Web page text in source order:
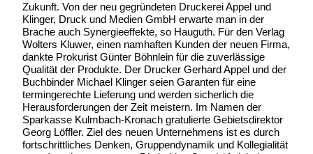
Zukunft. Von der neu gegründeten Druckerei Appel und
Klinger, Druck und Medien GmbH erwarte man in der
Brache auch Synergieeffekte, so Hauguth. Für den Verlag
Wolters Kluwer, einen namhaften Kunden der neuen Firma,
dankte Prokurist Günter Böhnlein für die zuverlässige
Qualität der Produkte. Der Drucker Gerhard Appel und der
Buchbinder Michael Klinger seien Garanten für eine
termingerechte Lieferung und werden sicherlich die
Herausforderungen der Zeit meistern. Im Namen der
Sparkasse Kulmbach-Kronach gratulierte Gebietsdirektor
Georg Löffler. Ziel des neuen Unternehmens ist es durch
fortschrittliches Denken, Gruppendynamik und Kollegialität